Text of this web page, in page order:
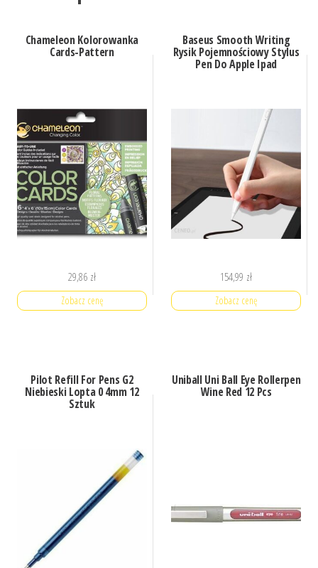
Chameleon Kolorowanka
Cards-Pattern
29,86 zł
Zobacz cenę
Baseus Smooth Writing
Rysik Pojemnościowy Stylus
Pen Do Apple Ipad
154,99 zł
Zobacz cenę
Pilot Refill For Pens G2
Niebieski Lopta 0 4mm 12
Sztuk
Uniball Uni Ball Eye Rollerpen
Wine Red 12 Pcs